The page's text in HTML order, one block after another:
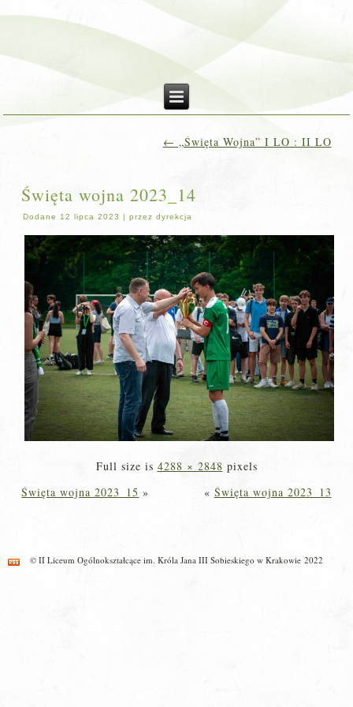
← „Święta Wojna” I LO : II LO
Święta wojna 2023_14
Dodane 12 lipca 2023 |przez dyrekcja
Full size is 4288 × 2848 pixels
Święta wojna 2023_15 » « Święta wojna 2023_13
© II Liceum Ogólnokształcące im. Króla Jana III Sobieskiego w Krakowie 2022